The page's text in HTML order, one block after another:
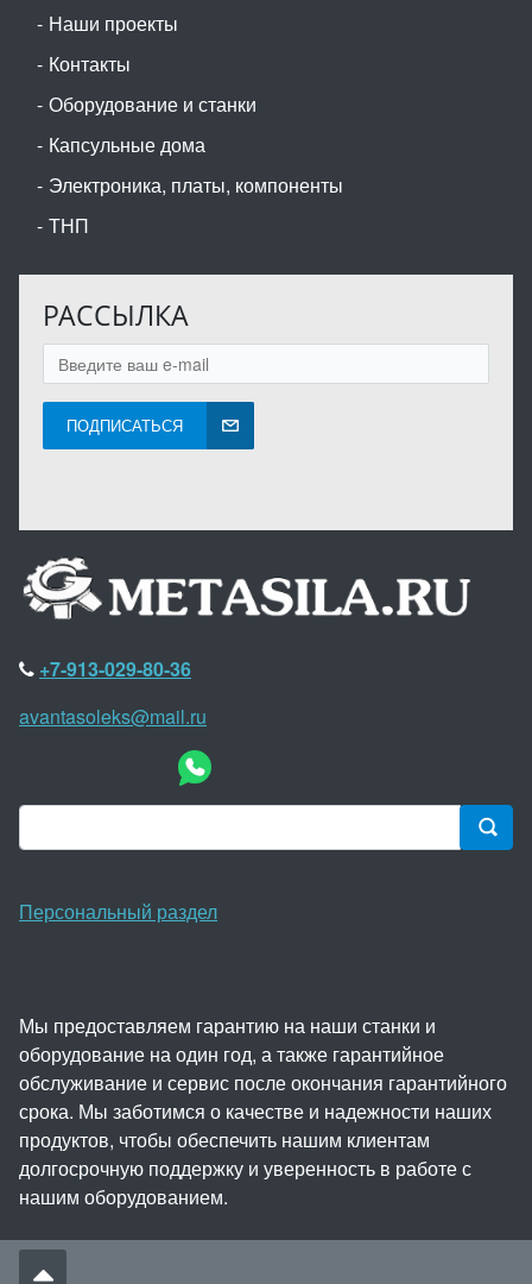
Наши проекты
Контакты
Оборудование и станки
Капсульные дома
Электроника, платы, компоненты
ТНП
РАССЫЛКА
ПОДПИСАТЬСЯ
+7-913-029-80-36
avantasoleks@mail.ru
Персональный раздел
Мы предоставляем гарантию на наши станки и
оборудование на один год, а также гарантийное
обслуживание и сервис после окончания гарантийного
срока. Мы заботимся о качестве и надежности наших
продуктов, чтобы обеспечить нашим клиентам
долгосрочную поддержку и уверенность в работе с
нашим оборудованием.